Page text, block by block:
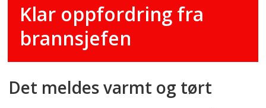
Klar oppfordring fra
brannsjefen
Det meldes varmt og tørt